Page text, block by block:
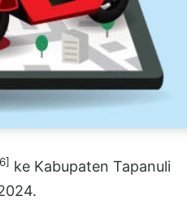
ke Kabupaten Tapanuli